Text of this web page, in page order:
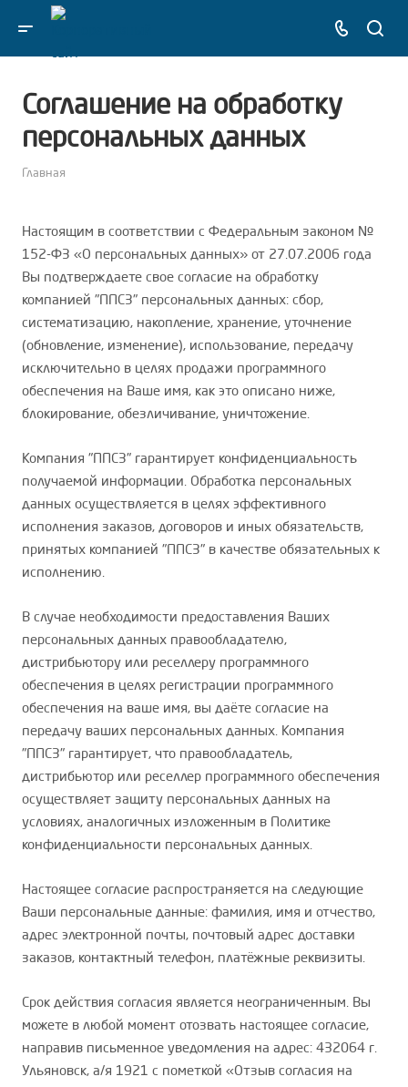
Соглашение на обработку
персональных данных
Главная
Настоящим в соответствии с Федеральным законом №
152-ФЗ «О персональных данных» от 27.07.2006 года
Вы подтверждаете свое согласие на обработку
компанией "ППСЗ" персональных данных: сбор,
систематизацию, накопление, хранение, уточнение
(обновление, изменение), использование, передачу
исключительно в целях продажи программного
обеспечения на Ваше имя, как это описано ниже,
блокирование, обезличивание, уничтожение.
Компания "ППСЗ" гарантирует конфиденциальность
получаемой информации. Обработка персональных
данных осуществляется в целях эффективного
исполнения заказов, договоров и иных обязательств,
принятых компанией "ППСЗ" в качестве обязательных к
исполнению.
В случае необходимости предоставления Ваших
персональных данных правообладателю,
дистрибьютору или реселлеру программного
обеспечения в целях регистрации программного
обеспечения на ваше имя, вы даёте согласие на
передачу ваших персональных данных. Компания
"ППСЗ" гарантирует, что правообладатель,
дистрибьютор или реселлер программного обеспечения
осуществляет защиту персональных данных на
условиях, аналогичных изложенным в Политике
конфиденциальности персональных данных.
Настоящее согласие распространяется на следующие
Ваши персональные данные: фамилия, имя и отчество,
адрес электронной почты, почтовый адрес доставки
заказов, контактный телефон, платёжные реквизиты.
Срок действия согласия является неограниченным. Вы
можете в любой момент отозвать настоящее согласие,
направив письменное уведомления на адрес: 432064 г.
Ульяновск, а/я 1921 с пометкой «Отзыв согласия на